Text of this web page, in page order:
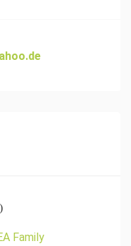
Family